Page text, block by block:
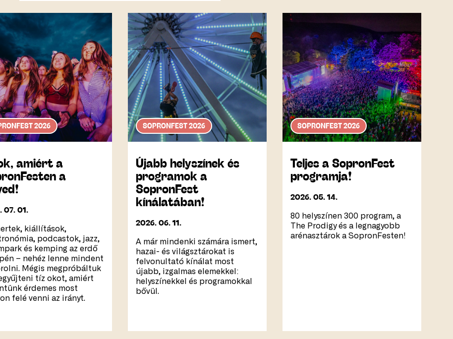
2026
amiért a
a
07. 01.
kiállítások,
podcastok, jazz,
és kemping az erdő
– nehéz lenne mindent
Mégis megpróbáltuk
tíz okot, amiért
érdemes most
felé venni az irányt.
SOPRONFEST 2026
Újabb helyszínek és
programok a
SopronFest
kínálatában!
2026. 06. 11.
A már mindenki számára ismert,
hazai- és világsztárokat is
felvonultató kínálat most
újabb, izgalmas elemekkel:
helyszínekkel és programokkal
bővül.
SOPRONFEST 2026
Teljes a SopronFest
programja!
2026. 05. 14.
80 helyszínen 300 program, a
The Prodigy és a legnagyobb
arénasztárok a SopronFesten!